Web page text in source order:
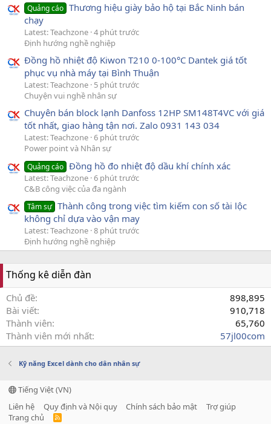
Quảng cáo Thương hiệu giày bảo hộ tại Bắc Ninh bán
chạy
Latest: Teachzone 4 phút trước
Định hướng nghề nghiệp
Đồng hồ nhiệt độ Kiwon T210 0-100°C Dantek giá tốt
phục vụ nhà máy tại Bình Thuận
Latest: Teachzone 5 phút trước
Chuyện vui nghề nhân sự
Chuyên bán block lạnh Danfoss 12HP SM148T4VC với giá
tốt nhất, giao hàng tận nơi. Zalo 0931 143 034
Latest: Teachzone 6 phút trước
Power point và Nhân sự
Quảng cáo Đồng hồ đo nhiệt độ dầu khí chính xác
Latest: Teachzone 6 phút trước
C&B công việc của đa ngành
Tâm sự Thành công trong việc tìm kiếm con số tài lộc
không chỉ dựa vào vận may
Latest: Teachzone 8 phút trước
Định hướng nghề nghiệp
Thống kê diễn đàn
Chủ đề
898,895
Bài viết
910,718
Thành viên
65,760
Thành viên mới nhất
57jl00com
Kỹ năng Excel dành cho dân nhân sự
Tiếng Việt (VN)
Liên hệ
Quy định và Nội quy Chính sách bảo mật
Trợ giúp
Trang chủ
R